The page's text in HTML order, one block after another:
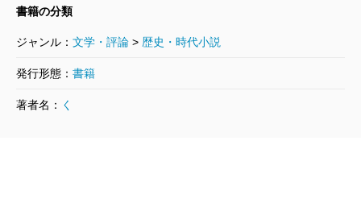
意味があると思います。
黒川さんは、日本語は日本人だけのものではないと
いう前提で、日本植民地下の満洲、台湾、朝鮮などで
書かれた日本語文学のアンソロジーを編まれたことが
書籍の分類
ジャンル： 文学・評論 > 歴史・時代小説
発行形態： 書籍
著者名： く